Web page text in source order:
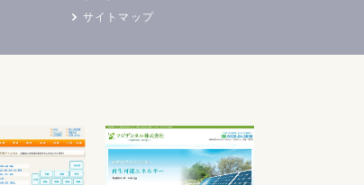
サイトマップ